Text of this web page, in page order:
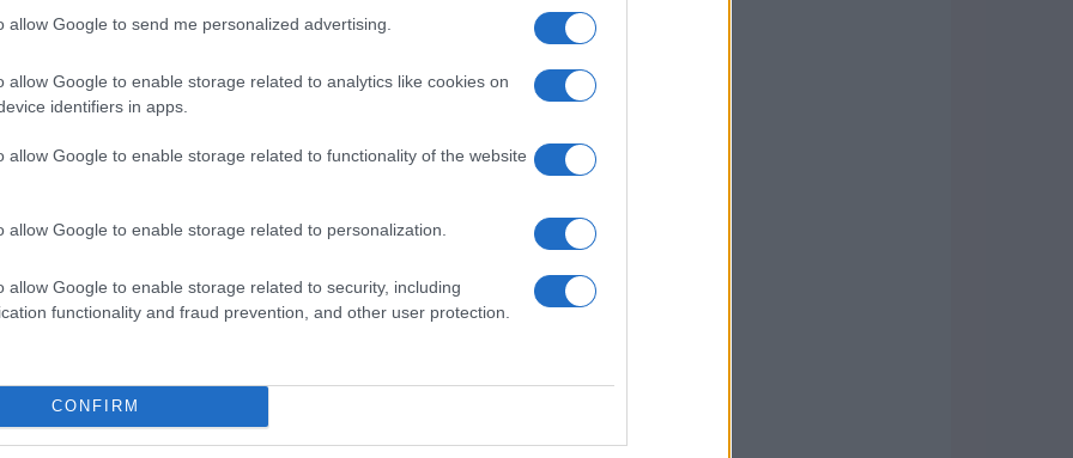
allow Google to send me personalized advertising.
allow Google to enable storage related to analytics like cookies on
identifiers in apps.
allow Google to enable storage related to functionality of the website
allow Google to enable storage related to personalization.
allow Google to enable storage related to security, including
functionality and fraud prevention, and other user protection.
CONFIRM
con un aperitivo. Noi lo adoriamo nel
infinite! Non ti sembra un sogno?
è un perfetto mix di nostalgia e modernità.
multitasche è pratico ma anche giocoso. È
ironia: abbinalo a look preppy con mocassini
Non vorrai perderti questo modello che